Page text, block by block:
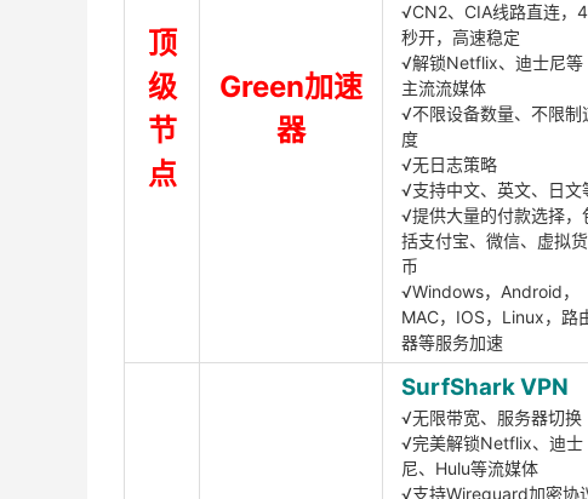
顶
级
节
点
Green加速
器
√CN2、CIA线路直连，
秒开，高速稳定
√解锁Netflix、迪士尼等
主流流媒体
√不限设备数量、不限制
度
√无日志策略
√支持中文、英文、日文
√提供大量的付款选择，
括支付宝、微信、虚拟货
币
√Windows，Android，
MAC，IOS，Linux，路
器等服务加速
SurfShark VPN
√无限带宽、服务器切换
√完美解锁Netflix、迪士
尼、Hulu等流媒体
√支持Wireguard加密协